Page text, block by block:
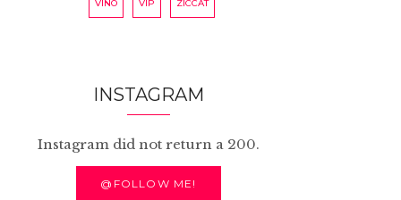
VINO VIP ZICCAT
INSTAGRAM
Instagram did not return a 200.
@FOLLOW ME!